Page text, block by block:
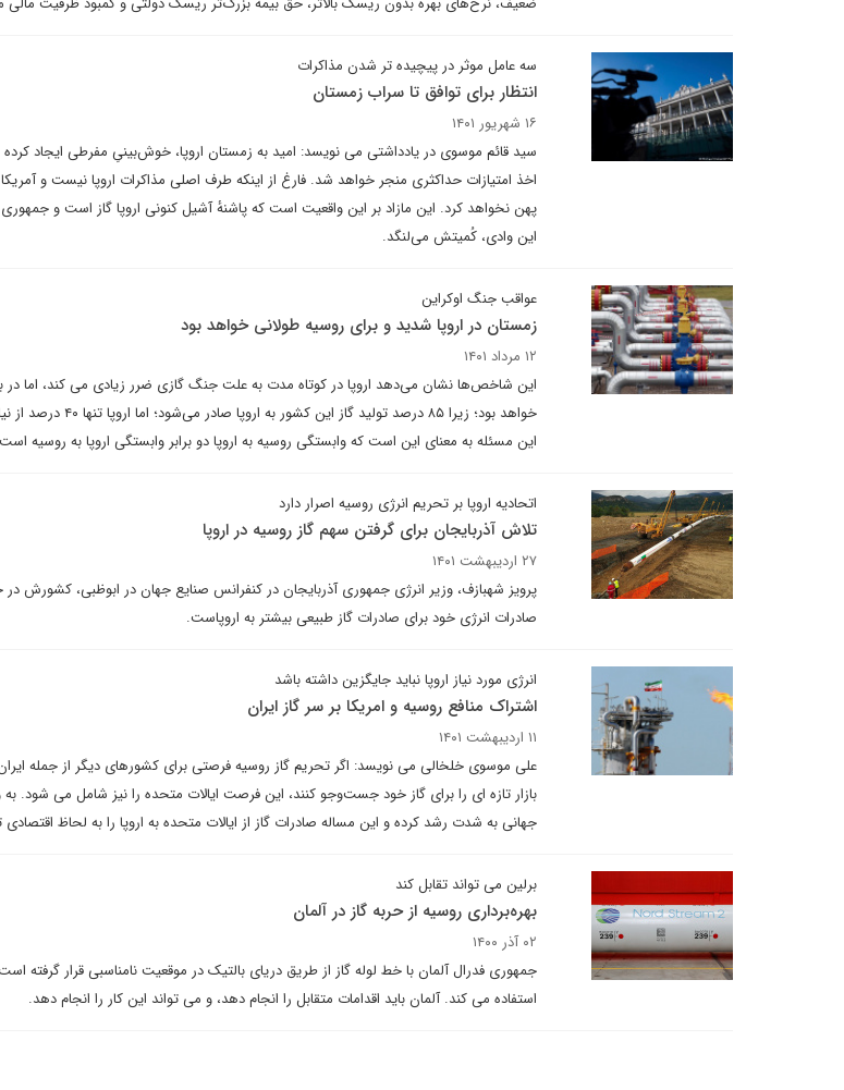
سه عامل موثر در پیچیده تر شدن مذاکرات
انتظار برای توافق تا سراب زمستان
۱۶ شهریور ۱۴۰۱
سید قائم موسوی در یادداشتی می نویسد: امید به زمستان اروپا، خوش‌بینیِ مفرطی ایجاد
اخذ امتیازات حداکثری منجر خواهد شد. فارغ از اینکه طرف اصلی مذاکرات اروپا نیست و آمریکا
پهن نخواهد کرد. این مازاد بر این واقعیت است که پاشنهٔ آشیل کنونی اروپا گاز است و
این وادی، کُمیتش می‌لنگد.
عواقب جنگ اوکراین
زمستان در اروپا شدید و برای روسیه طولانی خواهد بود
۱۲ مرداد ۱۴۰۱
این شاخص‌ها نشان می‌دهد اروپا در کوتاه مدت به علت جنگ گازی ضرر زیادی می کند، اما در
خواهد بود؛ زیرا ۸۵ درصد
این مسئله به معنای این است که وابستگی روسیه به اروپا دو برابر وابستگی اروپا به روسیه
اتحادیه اروپا بر تحریم انرژی روسیه اصرار دارد
تلاش آذربایجان برای گرفتن سهم گاز روسیه در اروپا
۲۷ اردیبهشت ۱۴۰۱
پرویز شهبازف، وزیر انرژی جمهوری آذربایجان در کنفرانس صنایع جهان در ابوظبی، کشورش
صادرات انرژی خود برای صادرات گاز طبیعی بیشتر به اروپاست.
انرژی مورد نیاز اروپا نباید جایگزین داشته باشد
اشتراک منافع روسیه و امریکا بر سر گاز ایران
۱۱ اردیبهشت ۱۴۰۱
علی موسوی خلخالی می نویسد: اگر تحریم گاز روسیه فرصتی برای کشورهای دیگر از جمله ایران
بازار تازه ای را برای گاز خود جست‌وجو کنند، این فرصت ایالات متحده را نیز شامل می شود. به
جهانی به شدت رشد کرده و این مساله صادرات گاز از ایالات متحده به اروپا را به لحاظ
برلین می تواند تقابل کند
بهره‌برداری روسیه از حربه گاز در آلمان
۰۲ آذر ۱۴۰۰
جمهوری فدرال آلمان با خط لوله گاز از طریق دریای بالتیک در موقعیت نامناسبی قرار گرفته
استفاده می کند. آلمان باید اقدامات متقابل را انجام دهد، و می تواند این کار را انجام دهد.